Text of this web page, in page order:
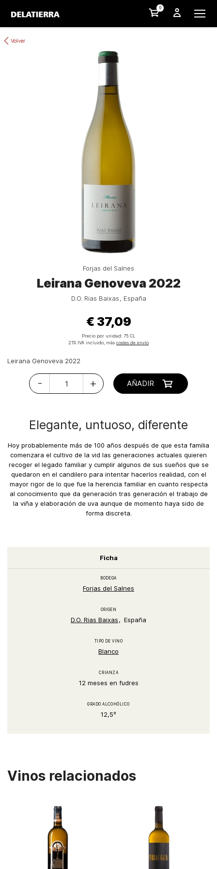
0
Volver
Forjas del Salnes
Leirana Genoveva 2022
D.O. Rias Baixas España
€ 37,09
Precio por unidad: 75 CL
21% IVA incluido, más costes de envío
Leirana Genoveva 2022
- + AÑADIR
Elegante, untuoso, diferente
Hoy probablemente más de 100 años después de que esta familia
comenzara el cultivo de la vid las generaciones actuales quieren
recoger el legado familiar y cumplir algunos de sus sueños que se
quedaron en el candilero para intentar hacerlos realidad, con el
mayor rigor de lo que fue la herencia familiar en cuanto respecta
al conocimiento que da generación tras generación el trabajo de
la viña y elaboración de uva aunque de momento haya sido de
forma discreta.
Ficha
BODEGA
Forjas del Salnes
ORIGEN
D.O. Rias Baixas España
TIPO DE VINO
Blanco
CRIANZA
12 meses en fudres
GRADO ALCOHÓLICO
12,5º
Vinos relacionados